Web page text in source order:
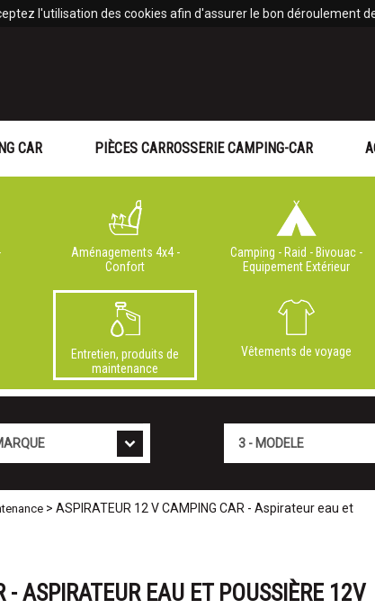
l'utilisation des cookies afin d'assurer le bon déroulement
Aménagements 4x4 -
Confort
Camping - Raid - Bivouac -
Equipement Extérieur
Entretien, produits de
maintenance
Vêtements de voyage
CAR PIÈCES CARROSSERIE CAMPING-CAR
> ASPIRATEUR 12 V CAMPING CAR - Aspirateur eau et
ASPIRATEUR EAU ET POUSSIÈRE 12V